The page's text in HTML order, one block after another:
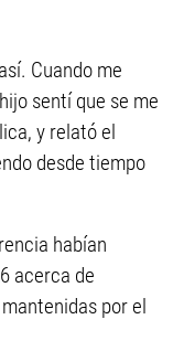
Cuando me
sentí que se me
y relató el
desde tiempo
habían
acerca de
por el